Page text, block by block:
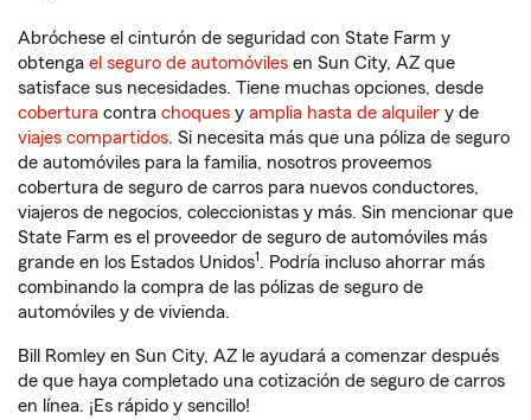
Abróchese el cinturón de seguridad con State Farm y
obtenga el seguro de automóviles en Sun City, AZ que
satisface sus necesidades. Tiene muchas opciones, desde
cobertura contra choques y amplia hasta de alquiler y de
viajes compartidos. Si necesita más que una póliza de seguro
de automóviles para la familia, nosotros proveemos
cobertura de seguro de carros para nuevos conductores,
viajeros de negocios, coleccionistas y más. Sin mencionar que
State Farm es el proveedor de seguro de automóviles más
grande en los Estados Unidos1 . Podría incluso ahorrar más
combinando la compra de las pólizas de seguro de
automóviles y de vivienda.
Bill Romley en Sun City, AZ le ayudará a comenzar después
de que haya completado una cotización de seguro de carros
en línea. ¡Es rápido y sencillo!